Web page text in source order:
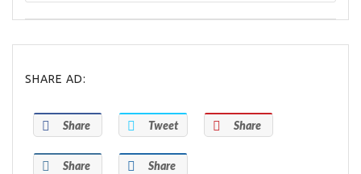
SHARE AD:
Share Tweet Share
Share Share